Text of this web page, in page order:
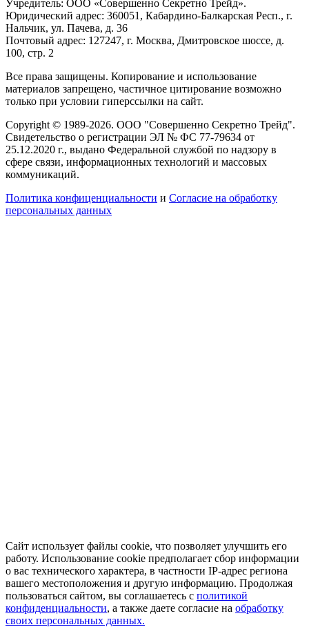
Учредитель: ООО «Совершенно Секретно Трейд».
Юридический адрес: 360051, Кабардино-Балкарская Респ., г.
Нальчик, ул. Пачева, д. 36
Почтовый адрес: 127247, г. Москва, Дмитровское шоссе, д.
100, стр. 2
Все права защищены. Копирование и использование
материалов запрещено, частичное цитирование возможно
только при условии гиперссылки на сайт.
Copyright © 1989-2026. ООО "Совершенно Секретно Трейд".
Свидетельство о регистрации ЭЛ № ФС 77-79634 от
25.12.2020 г., выдано Федеральной службой по надзору в
сфере связи, информационных технологий и массовых
коммуникаций.
Политика конфиценциальности и Согласие на обработку
персональных данных
Сайт использует файлы cookie, что позволяет улучшить его
работу. Использование cookie предполагает сбор информации
о вас технического характера, в частности IP-адрес региона
вашего местоположения и другую информацию. Продолжая
пользоваться сайтом, вы соглашаетесь с политикой
конфиденциальности, а также даете согласие на обработку
своих персональных данных.